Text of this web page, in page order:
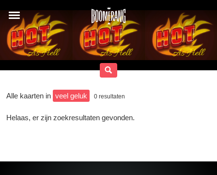
Alle kaarten in veel geluk 0 resultaten
Helaas, er zijn zoekresultaten gevonden.